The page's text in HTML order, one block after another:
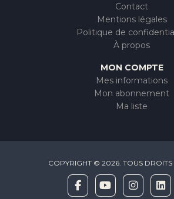
Contact
Mentions légales
Politique de
À propos
MON COMPTE
Mes informations
Mon abonnement
Ma liste
COPYRIGHT © 2026. TOUS DROITS